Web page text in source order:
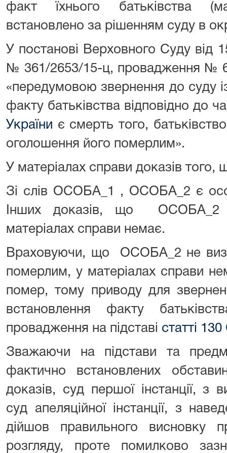
факт їхнього батьківства
встановлено за рішенням суду в
У постанові Верховного Суду від
№ 361/2653/15-ц, провадження №
«передумовою звернення до суду
факту батьківства відповідно до
України є смерть того,
оголошення його померлим».
У матеріалах справи доказів
Зі слів ОСОБА_1 , ОСОБА_2 є
Інших доказів, що ОСОБА_2
матеріалах справи немає.
Враховуючи, що ОСОБА_2 не
померлим, у матеріалах справи
помер, тому приводу для
встановлення факту
провадження на підставі статті
Зважаючи на підстави та
фактично встановлених
доказів, суд першої інстанції, з
суд апеляційної інстанції, з
дійшов правильного висновку
розгляду, проте помилково